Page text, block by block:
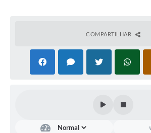
COMPARTILHAR